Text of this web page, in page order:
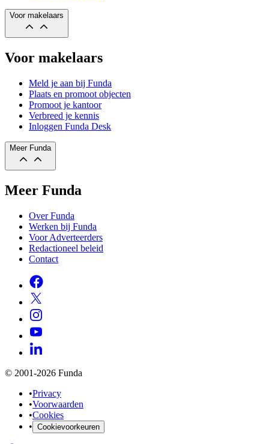
Voor makelaars
Voor makelaars
Meld je aan bij Funda
Plaats en promoot objecten
Promoot je kantoor
Verbreed je kennis
Inloggen Funda Desk
Meer Funda
Meer Funda
Over Funda
Werken bij Funda
Voor Adverteerders
Redactioneel beleid
Contact
© 2001-2026 Funda
•Privacy
•Voorwaarden
•Cookies
• Cookievoorkeuren